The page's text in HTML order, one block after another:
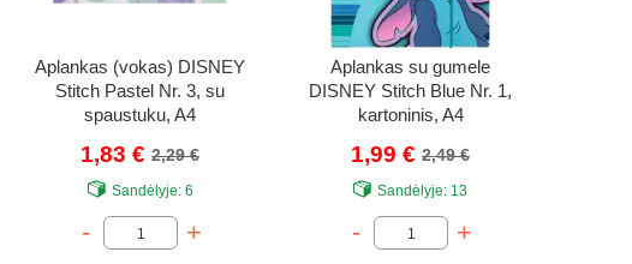
Aplankas (vokas) DISNEY
Stitch Pastel Nr. 3, su
spaustuku, A4
1,83 € 2,29 €
Sandėlyje:6
- +
Aplankas su gumele
DISNEY Stitch Blue Nr. 1,
kartoninis, A4
1,99 € 2,49 €
Sandėlyje: 13
- +